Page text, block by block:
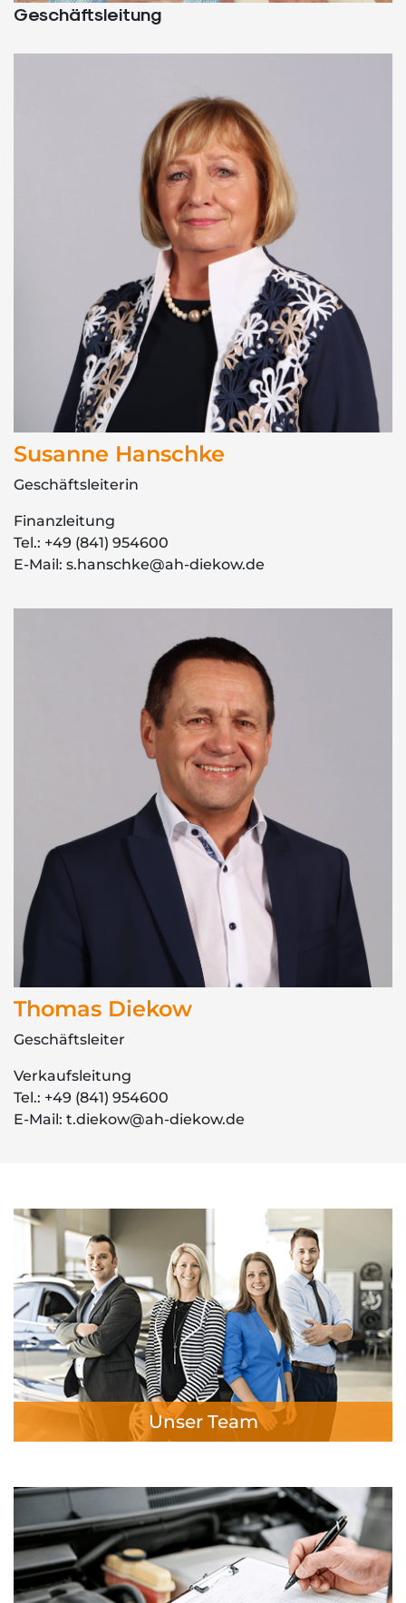
Geschäftsleitung
Susanne Hanschke
Geschäftsleiterin
Finanzleitung
Tel.: +49 (841) 954600
E-Mail: s.hanschke@ah-diekow.de
Thomas Diekow
Geschäftsleiter
Verkaufsleitung
Tel.: +49 (841) 954600
E-Mail: t.diekow@ah-diekow.de
Unser Team